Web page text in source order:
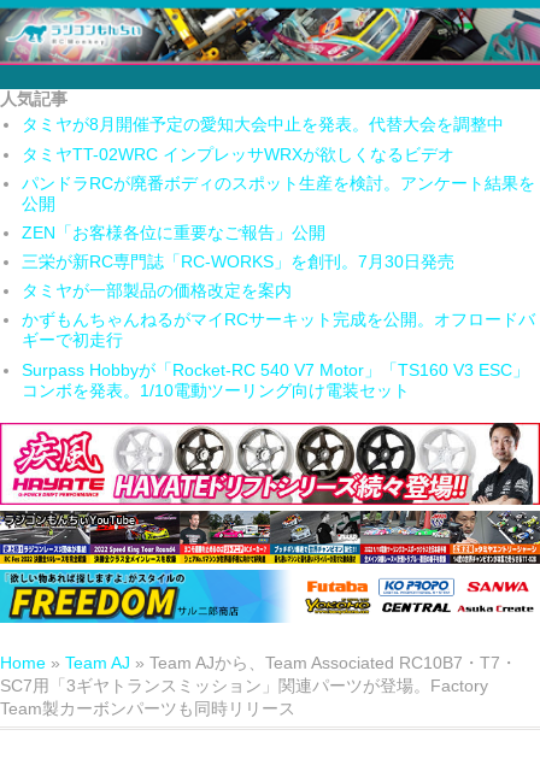
人気記事
タミヤが8月開催予定の愛知大会中止を発表。代替大会を調整中
タミヤTT-02WRC インプレッサWRXが欲しくなるビデオ
パンドラRCが廃番ボディのスポット生産を検討。アンケート結果を
公開
ZEN「お客様各位に重要なご報告」公開
三栄が新RC専門誌「RC-WORKS」を創刊。7月30日発売
タミヤが一部製品の価格改定を案内
かずもんちゃんねるがマイRCサーキット完成を公開。オフロードバ
ギーで初走行
Surpass Hobbyが「Rocket-RC 540 V7 Motor」「TS160 V3 ESC」
コンボを発表。1/10電動ツーリング向け電装セット
Home » Team AJ » Team AJから、Team Associated RC10B7・T7・
SC7用「3ギヤトランスミッション」関連パーツが登場。Factory
Team製カーボンパーツも同時リリース